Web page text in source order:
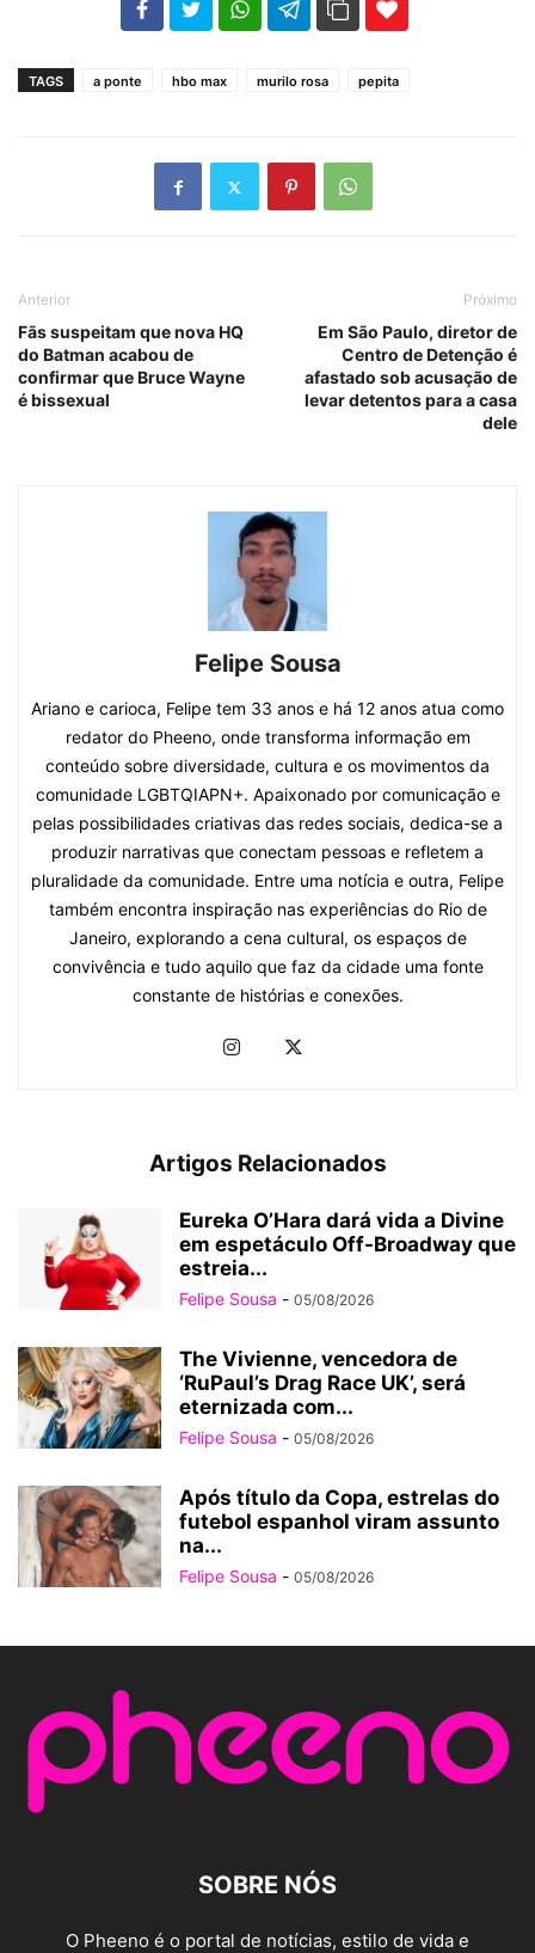
102 35
TAGS a ponte hbo max murilo rosa pepita
Anterior
Fãs suspeitam que nova HQ
do Batman acabou de
confirmar que Bruce Wayne
é bissexual
Próximo
Em São Paulo, diretor de
Centro de Detenção é
afastado sob acusação de
levar detentos para a casa
dele
Felipe Sousa
Ariano e carioca, Felipe tem 33 anos e há 12 anos atua como
redator do Pheeno, onde transforma informação em
conteúdo sobre diversidade, cultura e os movimentos da
comunidade LGBTQIAPN+. Apaixonado por comunicação e
pelas possibilidades criativas das redes sociais, dedica-se a
produzir narrativas que conectam pessoas e refletem a
pluralidade da comunidade. Entre uma notícia e outra, Felipe
também encontra inspiração nas experiências do Rio de
Janeiro, explorando a cena cultural, os espaços de
convivência e tudo aquilo que faz da cidade uma fonte
constante de histórias e conexões.
Artigos Relacionados
Eureka O’Hara dará vida a Divine
em espetáculo Off-Broadway que
estreia...
Felipe Sousa - 05/08/2026
The Vivienne, vencedora de
‘RuPaul’s Drag Race UK’, será
eternizada com...
Felipe Sousa - 05/08/2026
Após título da Copa, estrelas do
futebol espanhol viram assunto
na...
Felipe Sousa - 05/08/2026
SOBRE NÓS
O Pheeno é o portal de notícias, estilo de vida e